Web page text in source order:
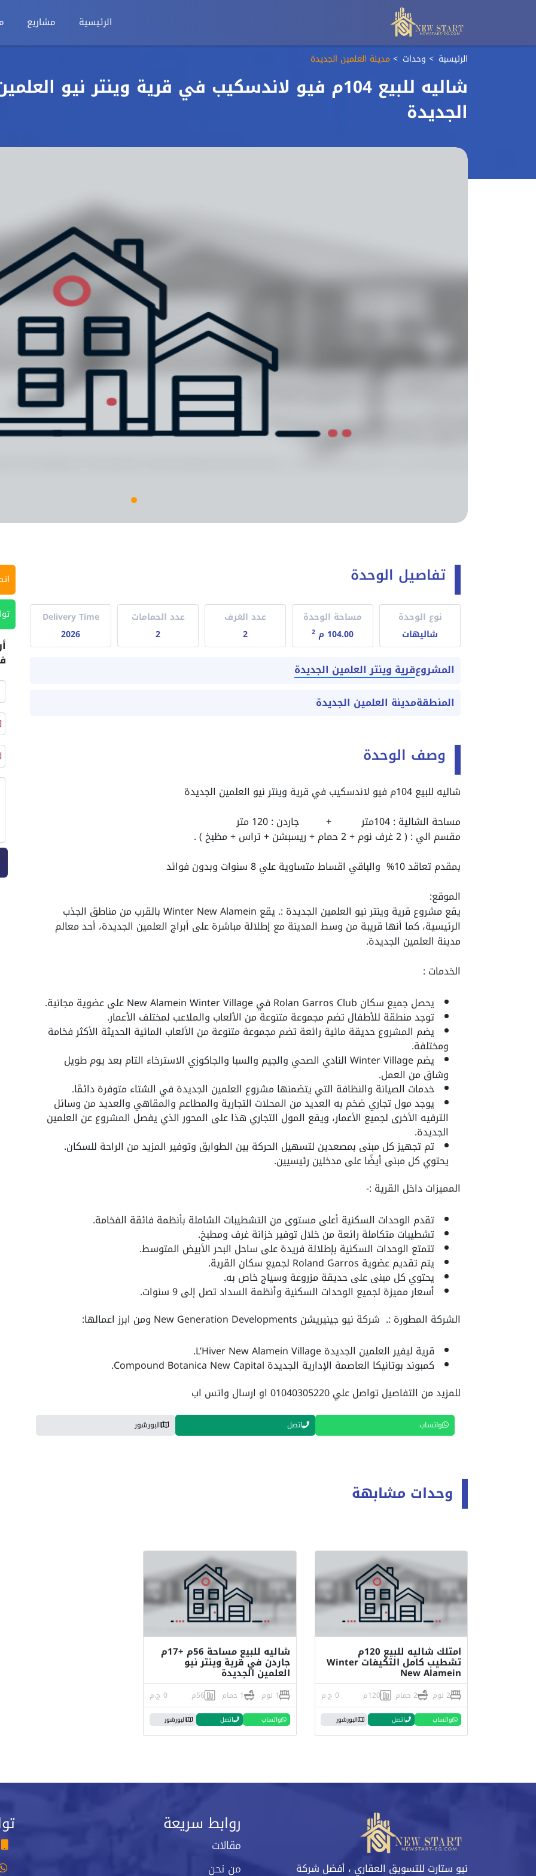
الرئيسية مشاريع
الرئيسية وحدات مدينة العلمين الجديدة
شاليه للبيع 104م فيو لاندسكيب في قرية وينتر نيو
الجديدة
تفاصيل الوحدة
نوع الوحدة
شاليهات
مساحة الوحدة
104.00 م
2
عدد الغرف
2
عدد الحمامات
2
Delivery Time
2026
المشروعقرية وينتر العلمين الجديدة
المنطقةمدينة العلمين الجديدة
وصف الوحدة
شاليه للبيع 104م فيو لاندسكيب في قرية وينتر نيو العلمين الجديدة
مساحة الشالية : 104متر + جاردن : 120 متر
مقسم الي : ( 2 غرف نوم + 2 حمام + ريسبشن + تراس + مظبخ ) .
بمقدم تعاقد 10% والباقي اقساط متساوية علي 8 سنوات وبدون فوائد
الموقع:
يقع مشروع قرية وينتر نيو العلمين الجديدة :. يقع Winter New Alamein بالقرب من مناطق الجذب
الرئيسية، كما أنها قريبة من وسط المدينة مع إطلالة مباشرة على أبراج العلمين الجديدة، أحد معالم
مدينة العلمين الجديدة.
الخدمات :
يحصل جميع سكان Rolan Garros Club في New Alamein Winter Village على عضوية مجانية.
توجد منطقة للأطفال تضم مجموعة متنوعة من الألعاب والملاعب لمختلف الأعمار.
يضم المشروع حديقة مائية رائعة تضم مجموعة متنوعة من الألعاب المائية الحديثة الأكثر فخامة
ومختلفة.
يضم Winter Village النادي الصحي والجيم والسبا والجاكوزي الاسترخاء التام بعد يوم طويل
وشاق من العمل.
خدمات الصيانة والنظافة التي يتضمنها مشروع العلمين الجديدة في الشتاء متوفرة دائمًا.
يوجد مول تجاري ضخم به العديد من المحلات التجارية والمطاعم والمقاهي والعديد من وسائل
الترفيه الأخرى لجميع الأعمار، ويقع المول التجاري هذا على المحور الذي يفصل المشروع عن العلمين
الجديدة.
تم تجهيز كل مبنى بمصعدين لتسهيل الحركة بين الطوابق وتوفير المزيد من الراحة للسكان.
يحتوي كل مبنى أيضًا على مدخلين رئيسيين.
المميزات داخل القرية :-
تقدم الوحدات السكنية أعلى مستوى من التشطيبات الشاملة بأنظمة فائقة الفخامة.
تشطيبات متكاملة رائعة من خلال توفير خزانة غرف ومطبخ.
تتمتع الوحدات السكنية بإطلالة فريدة على ساحل البحر الأبيض المتوسط.
يتم تقديم عضوية Roland Garros لجميع سكان القرية.
يحتوي كل مبنى على حديقة مزروعة وسياج خاص به.
أسعار مميزة لجميع الوحدات السكنية وأنظمة السداد تصل إلى 9 سنوات.
الشركة المطورة :. شركة نيو جينيريشن New Generation Developments
ومن ابرز اعمالها:
قرية ليفير العلمين الجديدةL’Hiver New Alamein Village.
كمبوندبوتانيكا العاصمة الإدارية الجديدة Compound Botanica New Capital‎.
للمزيد من التفاصيل تواصل علي 01040305220 او ارسال واتس اب
واتساب اتصل البورشور
وحدات مشابهة
امتلك شاليه للبيع 120م
تشطيب كامل التكيفات Winter
New Alamein
2 نوم 2 حمام 120م 0 ج.م
واتساب اتصل البورشور
شاليه للبيع مساحة 56م +17م
جاردن في قرية وينتر نيو
العلمين الجديدة
1 نوم 1 حمام 56م 0 ج.م
واتساب اتصل البورشور
نيو ستارت للتسويق العقاري ، أفضل شركة
روابط سريعة
مقالات
من نحن